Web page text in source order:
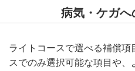
病気・ケガ
ライトコースで選べる補償
スでのみ選択可能な項目や